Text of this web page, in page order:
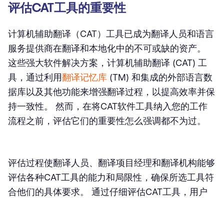
评估CAT工具的重要性
计算机辅助翻译（CAT）工具已成为翻译人员和语言
服务提供商在翻译和本地化中的不可或缺的资产。
这些强大软件解决方案，计算机辅助翻译 (CAT) 工
具，通过利用翻译记忆库 (TM) 和集成的外部语言数
据库以及其他功能来增强翻译过程，以提高效率并保
持一致性。 然而，在将CAT软件工具纳入您的工作
流程之前，评估它们的重要性怎么强调都不为过。
评估过程使翻译人员、翻译项目经理和翻译机构能够
评估各种CAT工具的能力和局限性，确保所选工具符
合他们的具体要求。 通过仔细评估CAT工具，用户